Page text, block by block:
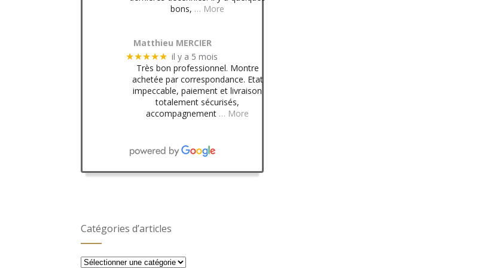
bons, … More
Matthieu MERCIER
★★★★★ il y a 5 mois
Très bon professionnel. Montre
achetée par correspondance. Etat
impeccable, paiement et livraison
totalement sécurisés,
accompagnement … More
Catégories d’articles
Catégories